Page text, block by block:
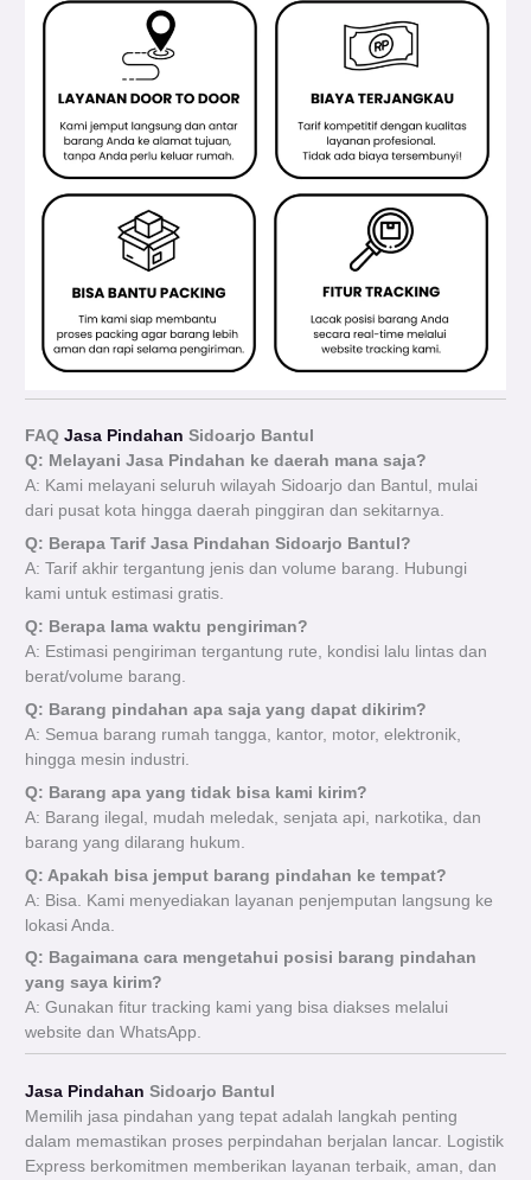
FAQJasa Pindahan Sidoarjo Bantul
Q: Melayani Jasa Pindahan ke daerah mana saja?
A: Kami melayani seluruh wilayah Sidoarjo dan Bantul, mulai
dari pusat kota hingga daerah pinggiran dan sekitarnya.
Q: Berapa Tarif Jasa Pindahan Sidoarjo Bantul?
A: Tarif akhir tergantung jenis dan volume barang. Hubungi
kami untuk estimasi gratis.
Q: Berapa lama waktu pengiriman?
A: Estimasi pengiriman tergantung rute, kondisi lalu lintas dan
berat/volume barang.
Q: Barang pindahan apa saja yang dapat dikirim?
A: Semua barang rumah tangga, kantor, motor, elektronik,
hingga mesin industri.
Q: Barang apa yang tidak bisa kami kirim?
A: Barang ilegal, mudah meledak, senjata api, narkotika, dan
barang yang dilarang hukum.
Q: Apakah bisa jemput barang pindahan ke tempat?
A: Bisa. Kami menyediakan layanan penjemputan langsung ke
lokasi Anda.
Q: Bagaimana cara mengetahui posisi barang pindahan
yang saya kirim?
A: Gunakan fitur tracking kami yang bisa diakses melalui
website dan WhatsApp.
Jasa Pindahan Sidoarjo Bantul
Memilih jasa pindahan yang tepat adalah langkah penting
dalam memastikan proses perpindahan berjalan lancar. Logistik
Express berkomitmen memberikan layanan terbaik, aman, dan